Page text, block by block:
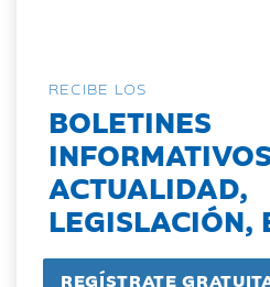
RECIBE LOS
BOLETINES
ACTUALIDAD,
LEGISLACIÓN,